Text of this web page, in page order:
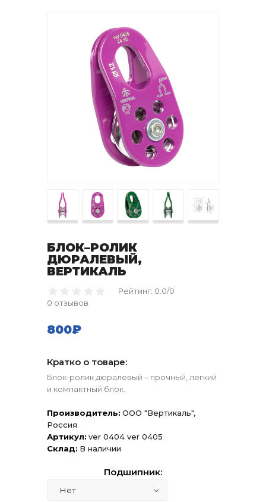
БЛОК–РОЛИК
ДЮРАЛЕВЫЙ,
ВЕРТИКАЛЬ
Рейтинг: 0.0/0
0 отзывов
800₽
Кратко о товаре:
Блок-ролик дюралевый – прочный, легкий
и компактный блок.
Производитель: ООО "Вертикаль",
Россия
Артикул: ver 0404 ver 0405
Склад: В наличии
Подшипник: